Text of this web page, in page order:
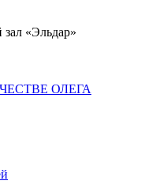
«Эльдар»
ОЛЕГА